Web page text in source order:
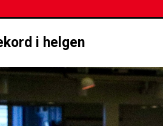
i helgen